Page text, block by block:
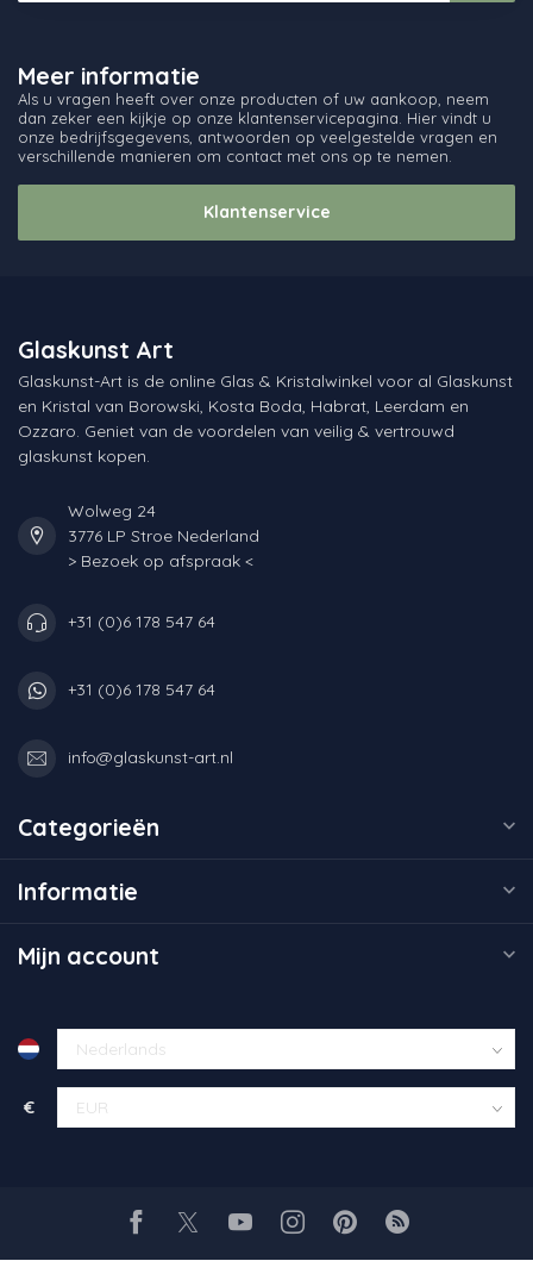
Meer informatie
Als u vragen heeft over onze producten of uw aankoop, neem
dan zeker een kijkje op onze klantenservicepagina. Hier vindt u
onze bedrijfsgegevens, antwoorden op veelgestelde vragen en
verschillende manieren om contact met ons op te nemen.
Klantenservice
Glaskunst Art
Glaskunst-Art is de online Glas & Kristalwinkel voor al Glaskunst
en Kristal van Borowski, Kosta Boda, Habrat, Leerdam en
Ozzaro. Geniet van de voordelen van veilig & vertrouwd
glaskunst kopen.
Wolweg 24
3776 LP Stroe Nederland
> Bezoek op afspraak <
+31 (0)6 178 547 64
+31 (0)6 178 547 64
info@glaskunst-art.nl
Categorieën
Informatie
Mijn account
€